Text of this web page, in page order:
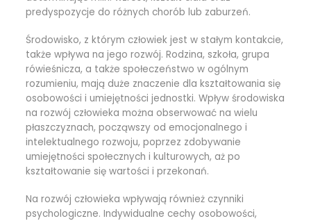
predyspozycje do różnych chorób lub zaburzeń.
Środowisko, z którym człowiek jest w stałym kontakcie,
także wpływa na jego rozwój. Rodzina, szkoła, grupa
rówieśnicza, a także społeczeństwo w ogólnym
rozumieniu, mają duże znaczenie dla kształtowania się
osobowości i umiejętności jednostki. Wpływ środowiska
na rozwój człowieka można obserwować na wielu
płaszczyznach, począwszy od emocjonalnego i
intelektualnego rozwoju, poprzez zdobywanie
umiejętności społecznych i kulturowych, aż po
kształtowanie się wartości i przekonań.
Na rozwój człowieka wpływają również czynniki
psychologiczne. Indywidualne cechy osobowości,